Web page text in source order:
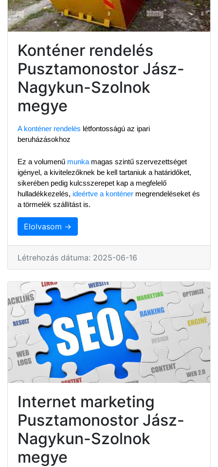
Konténer rendelés
Pusztamonostor Jász-
Nagykun-Szolnok
megye
A konténer rendelés létfontosságú az ipari
beruházásokhoz
Ez a volumenű munka magas szintű szervezettséget
igényel, a kivitelezőknek be kell tartaniuk a határidőket,
sikerében pedig kulcsszerepet kap a megfelelő
hulladékkezelés, ideértve a konténer megrendeléseket és
a törmelék szállítást is.
Elolvasom →
Létrehozás dátuma: 2025-06-16
Internet marketing
Pusztamonostor Jász-
Nagykun-Szolnok
megye